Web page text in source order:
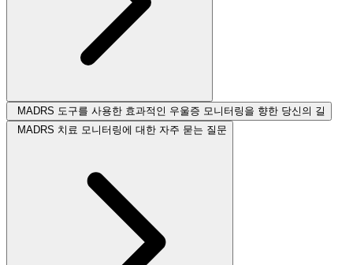
MADRS 도구를 사용한 효과적인 우울증 모니터링을 향한 당신의 길
MADRS 치료 모니터링에 대한 자주 묻는 질문